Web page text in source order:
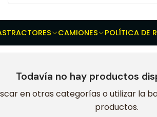
TRACTORES CAMIONES POLÍTICA DE
Todavía no hay productos
en otras categorías o utilizar la
productos.